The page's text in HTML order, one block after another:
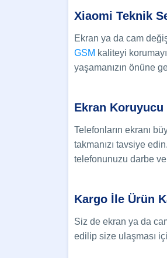
Xiaomi Teknik
Ekran ya da cam
GSM kaliteyi
yaşamanızın önüne
Ekran Koruyucu
Telefonların ekranı
takmanızı tavsiye edin.
telefonunuzu darbe ve
Kargo İle Ürün
Siz de ekran ya da
edilip size ulaşması